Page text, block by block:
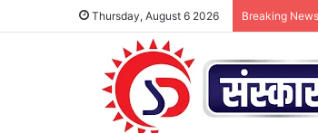
Thursday, August 6 2026 Breaking News